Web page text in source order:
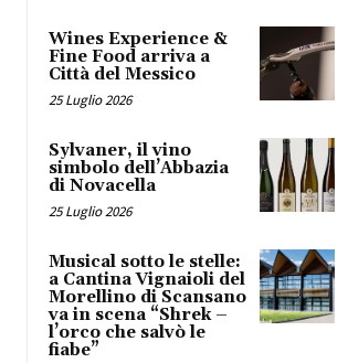
Wines Experience &
Fine Food arriva a
Città del Messico
25 Luglio 2026
Sylvaner, il vino
simbolo dell’Abbazia
di Novacella
25 Luglio 2026
Musical sotto le stelle:
a Cantina Vignaioli del
Morellino di Scansano
va in scena “Shrek –
l’orco che salvò le
fiabe”